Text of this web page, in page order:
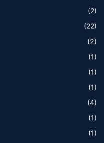
(2)
(22)
(2)
(1)
(1)
(1)
(4)
(1)
(1)